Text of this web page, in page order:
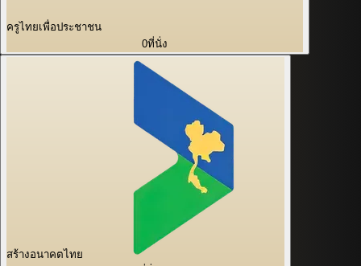
ครูไทยเพื่อประชาชน
0ที่นั่ง
สร้างอนาคตไทย